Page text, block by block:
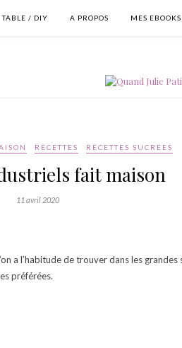
TABLE / DIY A PROPOS MES EBOOKS
RECETTES RECETTES SUCRÉES
fait maison
11 avril 2020
a l’habitude de trouver dans les grandes
préférées.